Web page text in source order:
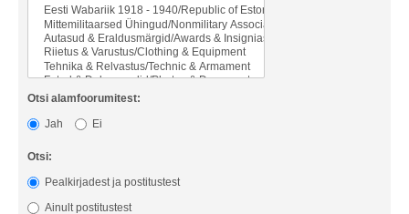
Otsi alamfoorumitest:
Jah
Ei
Otsi:
Pealkirjadest ja postitustest
Ainult postitustest